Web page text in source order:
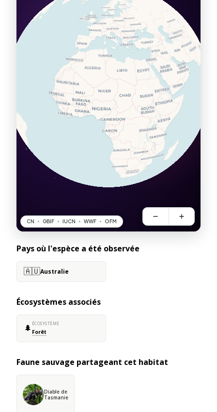
Pays où l'espèce a été observée
🇦🇺Australie
Écosystèmes associés
🌲 ÉCOSYSTÈME
Forêt
Faune sauvage partageant cet habitat
Diable de
Tasmanie